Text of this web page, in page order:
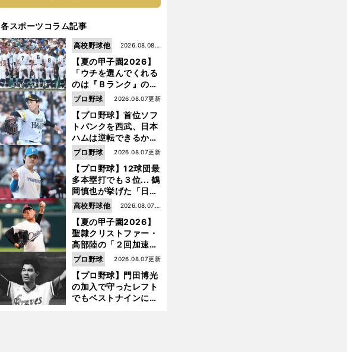
各スポーツコラム記事
【夏の甲子園2026】
「ウチを選んでくれる
のは『Ｂランク』の選
手たち」 八幡商が15
年ぶり甲子園をつかん
だ"名門復活"の舞台裏
2026.08.08更
高校野球他
【プロ野球】首位ソフ
トバンクを西武、日本
ハムは逆転できるか？
鶴岡慎也が挙げる終
盤戦のキーマン３人
2026.08.07更新
プロ野球
【プロ野球】12球団最
多本塁打でも３位... 鶴
岡慎也が挙げた「日本
ハムの誤算」とソフト
バンク追撃のカギ
2026.08.07更新
プロ野球
【夏の甲子園2026】
聖隷クリストファー・
高部陸の「２回加速す
る」規格外のストレー
ト それでもプロではな
く大学進学を選ぶ理由
2026.08.07更
高校野球他
【プロ野球】門田博光
の加入で守ったレフト
でもベストナインに輝
2026.08.07更新
プロ野球